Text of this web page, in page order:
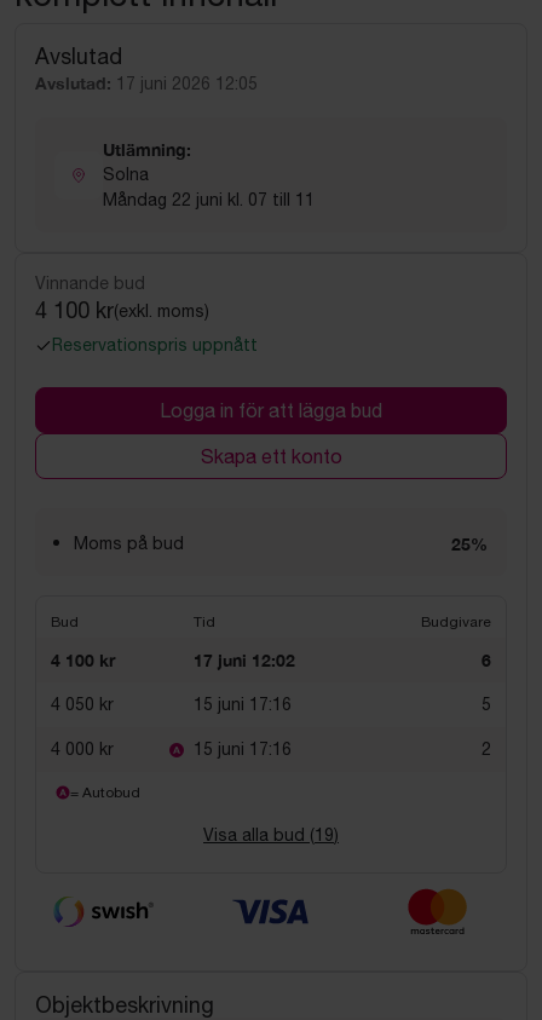
Avslutad
Avslutad: 17 juni 2026 12:05
Utlämning:
Solna
Måndag 22 juni kl. 07 till 11
Vinnande bud
4 100 kr(exkl. moms)
Reservationspris uppnått
Logga in för att lägga bud
Skapa ett konto
Moms på bud 25%
Bud Tid Budgivare
4 100 kr 17 juni 12:02 6
4 050 kr 15 juni 17:16 5
4 000 kr 15 juni 17:16 2
= Autobud
Visa alla bud (19)
Objektbeskrivning